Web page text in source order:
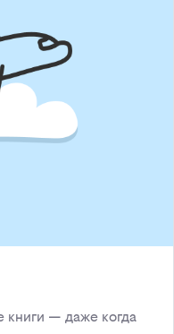
книги — даже когда